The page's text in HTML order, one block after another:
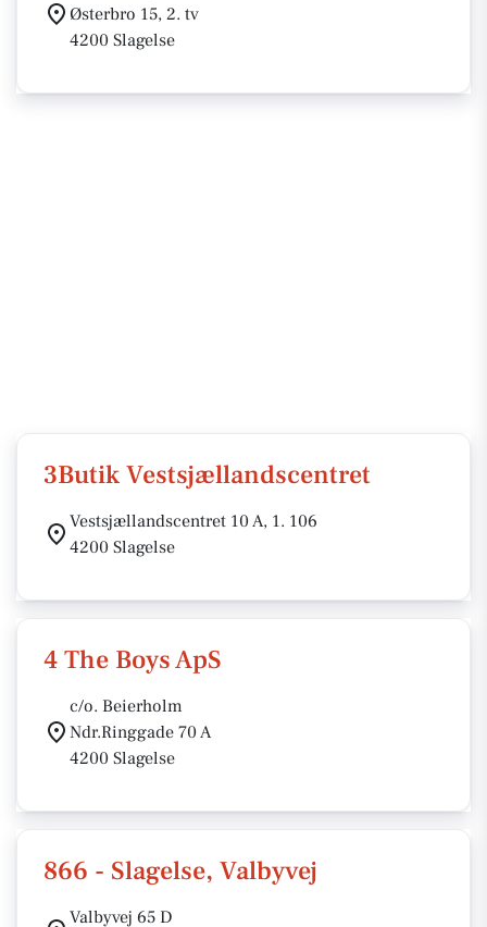
Østerbro 15, 2. tv
4200 Slagelse
3Butik Vestsjællandscentret
Vestsjællandscentret 10 A, 1. 106
4200 Slagelse
4 The Boys ApS
c/o. Beierholm
Ndr.Ringgade 70 A
4200 Slagelse
866 - Slagelse, Valbyvej
Valbyvej 65 D